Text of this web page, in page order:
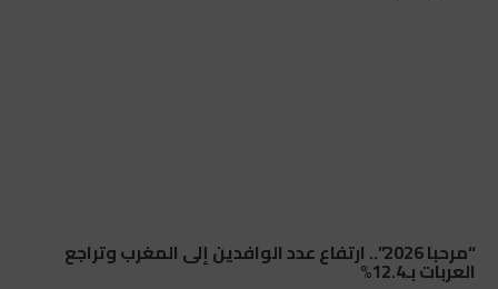
“مرحبا 2026”.. ارتفاع عدد الوافدين إلى المغرب وتراجع
العربات بـ12.4%